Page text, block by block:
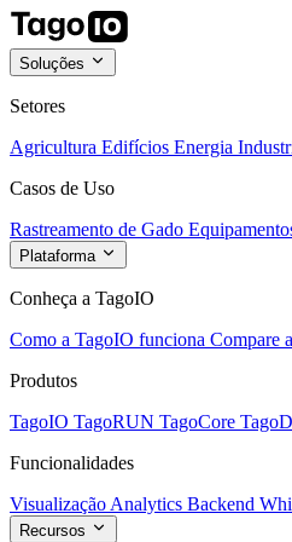
Soluções
Setores
Agricultura Edifícios Energia
Casos de Uso
Rastreamento de Gado
Plataforma
Conheça a TagoIO
Como a TagoIO funciona Compare
Produtos
TagoIO TagoRUN TagoCore
Funcionalidades
Visualização Analytics Backend
Recursos